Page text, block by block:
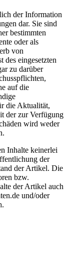
der Information
dar. Sie sind
bestimmten
oder als
von
des eingesetzten
zu darüber
auf die
die Aktualität,
der zur Verfügung
wird weder
Inhalte keinerlei
der
der Artikel. Die
bzw.
der Artikel auch
und/oder